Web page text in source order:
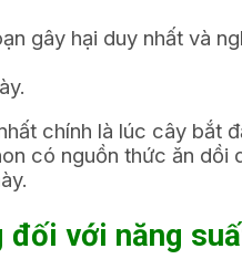
gây hại duy nhất và
chính là lúc cây bắt
có nguồn thức ăn
với năng